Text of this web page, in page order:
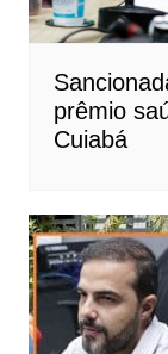
prêmio
Cuiabá